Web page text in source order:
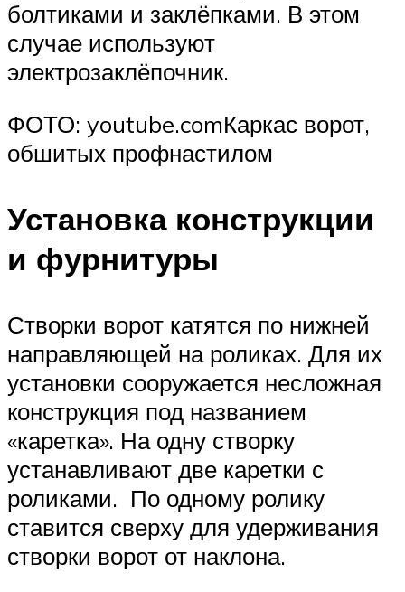
болтиками и заклёпками. В этом
случае используют
электрозаклёпочник.
ФОТО: youtube.comКаркас ворот,
обшитых профнастилом
Установка конструкции
и фурнитуры
Створки ворот катятся по нижней
направляющей на роликах. Для их
установки сооружается несложная
конструкция под названием
«каретка». На одну створку
устанавливают две каретки с
роликами. По одному ролику
ставится сверху для удерживания
створки ворот от наклона.